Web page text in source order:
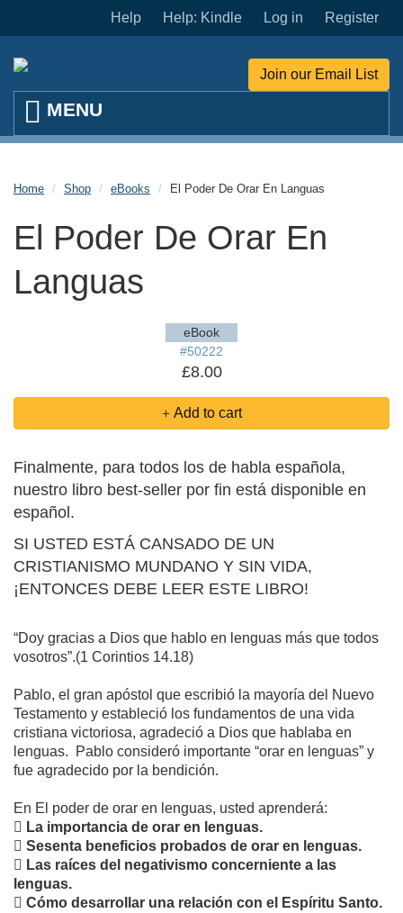
Skip to main content
Help Help: Kindle Log in Register
Join our Email List
Home Shop eBooks El Poder De Orar En Languas
El Poder De Orar En
Languas
eBook
#50222
£8.00
Add to cart
Finalmente, para todos los de habla española,
nuestro libro best-seller por fin está disponible en
español.
SI USTED ESTÁ CANSADO DE UN
CRISTIANISMO MUNDANO Y SIN VIDA,
¡ENTONCES DEBE LEER ESTE LIBRO!
“Doy gracias a Dios que hablo en lenguas más que todos
vosotros”.(1 Corintios 14.18)
Pablo, el gran apóstol que escribió la mayoría del Nuevo
Testamento y estableció los fundamentos de una vida
cristiana victoriosa, agradeció a Dios que hablaba en
lenguas. Pablo consideró importante “orar en lenguas” y
fue agradecido por la bendición.
En El poder de orar en lenguas, usted aprenderá:
 La importancia de orar en lenguas.
 Sesenta beneficios probados de orar en lenguas.
 Las raíces del negativismo concerniente a las
lenguas.
 Cómo desarrollar una relación con el Espíritu Santo.